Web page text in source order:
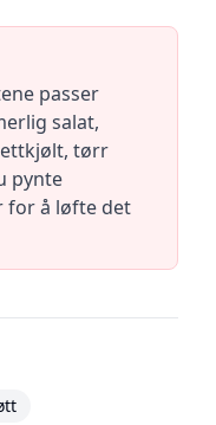
passer
salat,
tørr
pynte
for å løfte det